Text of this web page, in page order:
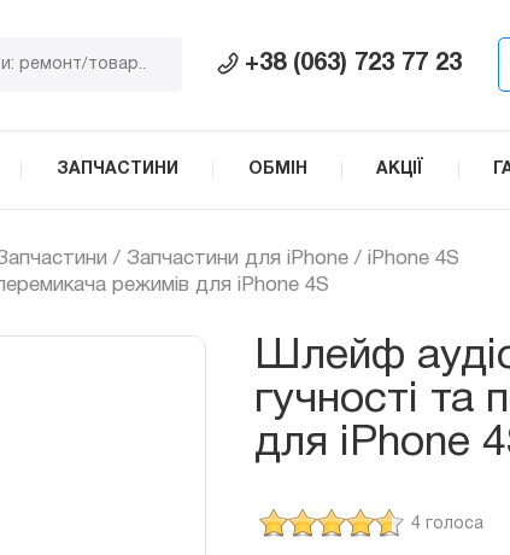
+38 (063) 723 77 23
ЗАПЧАСТИНИ ОБМІН АКЦІЇ
/ Запчастини для iPhone / iPhone 4S
режимів для iPhone 4S
Шлейф
гучності та
для iPhone
4 голоса